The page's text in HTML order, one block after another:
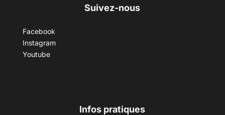
Suivez-nous
Facebook
Instagram
Youtube
Infos pratiques